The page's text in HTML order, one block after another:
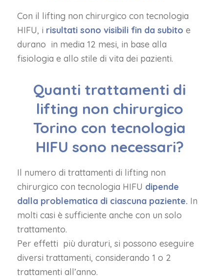
Con il lifting non chirurgico con tecnologia
HIFU, i risultati sono visibili fin da subito e
durano in media 12 mesi, in base alla
fisiologia e allo stile di vita dei pazienti.
Quanti trattamenti di
lifting non chirurgico
Torino con tecnologia
HIFU sono necessari?
Il numero di trattamenti di lifting non
chirurgico con tecnologia HIFU dipende
dalla problematica di ciascuna paziente. In
molti casi è sufficiente anche con un solo
trattamento.
Per effetti più duraturi, si possono eseguire
diversi trattamenti, considerando 1 o 2
trattamenti all’anno.